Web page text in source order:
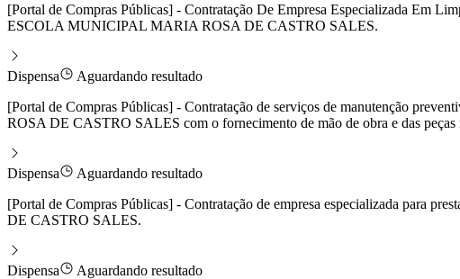
[Portal de Compras Públicas] - Contratação De Empresa Especializada Em
ESCOLA MUNICIPAL MARIA ROSA DE CASTRO SALES.
Dispensa
Aguardando resultado
[Portal de Compras Públicas] - Contratação de serviços de manutenção
ROSA DE CASTRO SALES com o fornecimento de mão de obra e das peças
Dispensa
Aguardando resultado
[Portal de Compras Públicas] - Contratação de empresa especializada para
DE CASTRO SALES.
Dispensa
Aguardando resultado